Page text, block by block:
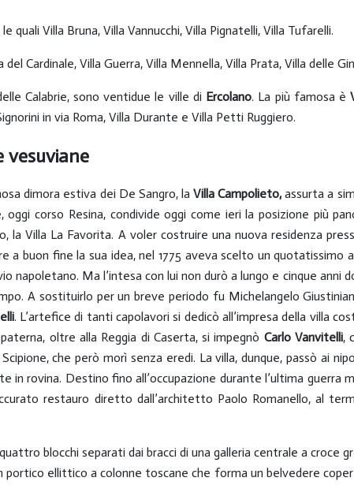
quali Villa Bruna, Villa Vannucchi, Villa Pignatelli, Villa Tufarelli.
Cardinale, Villa Guerra, Villa Mennella, Villa Prata, Villa delle
Calabrie, sono ventidue le ville di Ercolano. La più famosa è
in via Roma, Villa Durante e Villa Petti Ruggiero.
vesuviane
dimora estiva dei De Sangro, laVilla Campolieto, assurta a
oggi corso Resina, condivide oggi come ieri la posizione più
Villa La Favorita. A voler costruire una nuova residenza
a buon fine la sua idea, nel 1775 aveva scelto un
napoletano. Ma l’intesa con lui non durò a lungo e cinque anni
A sostituirlo per un breve periodo fu Michelangelo
. L’artefice di tanti capolavori si dedicò all’impresa della villa
oltre alla Reggia di Caserta, si impegnò Carlo Vanvitelli,
che però morì senza eredi. La villa, dunque, passò ai
in rovina. Destino fino all’occupazione durante l’ultima guerra
restauro diretto dall’architetto Paolo Romanello, al
blocchi separati dai bracci di una galleria centrale a croce
ellittico a colonne toscane che forma un belvedere